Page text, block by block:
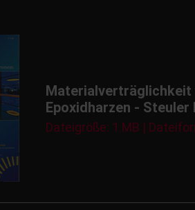
Materialverträglichkeit
Epoxidharzen - Steuler
Dateigröße: 1 MB |